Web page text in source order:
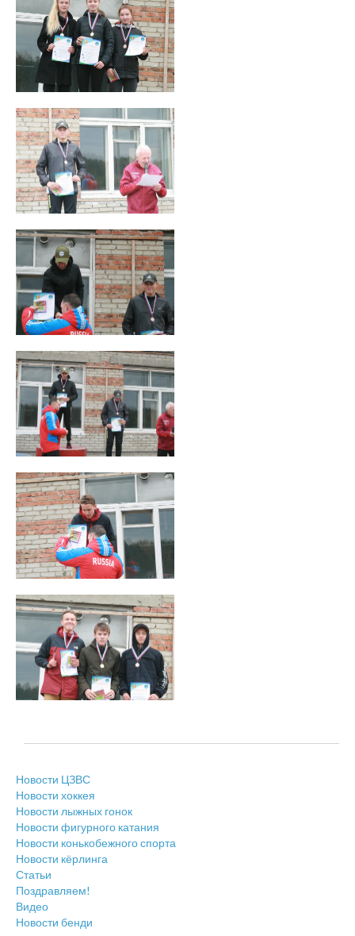
Новости ЦЗВС
Новости хоккея
Новости лыжных гонок
Новости фигурного катания
Новости конькобежного спорта
Новости кёрлинга
Статьи
Поздравляем!
Видео
Новости бенди